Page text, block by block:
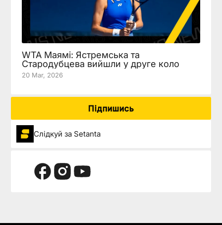
WTA Маямі: Ястремська та
Стародубцева вийшли у друге коло
20 Mar, 2026
Підпишись
Слідкуй за Setanta